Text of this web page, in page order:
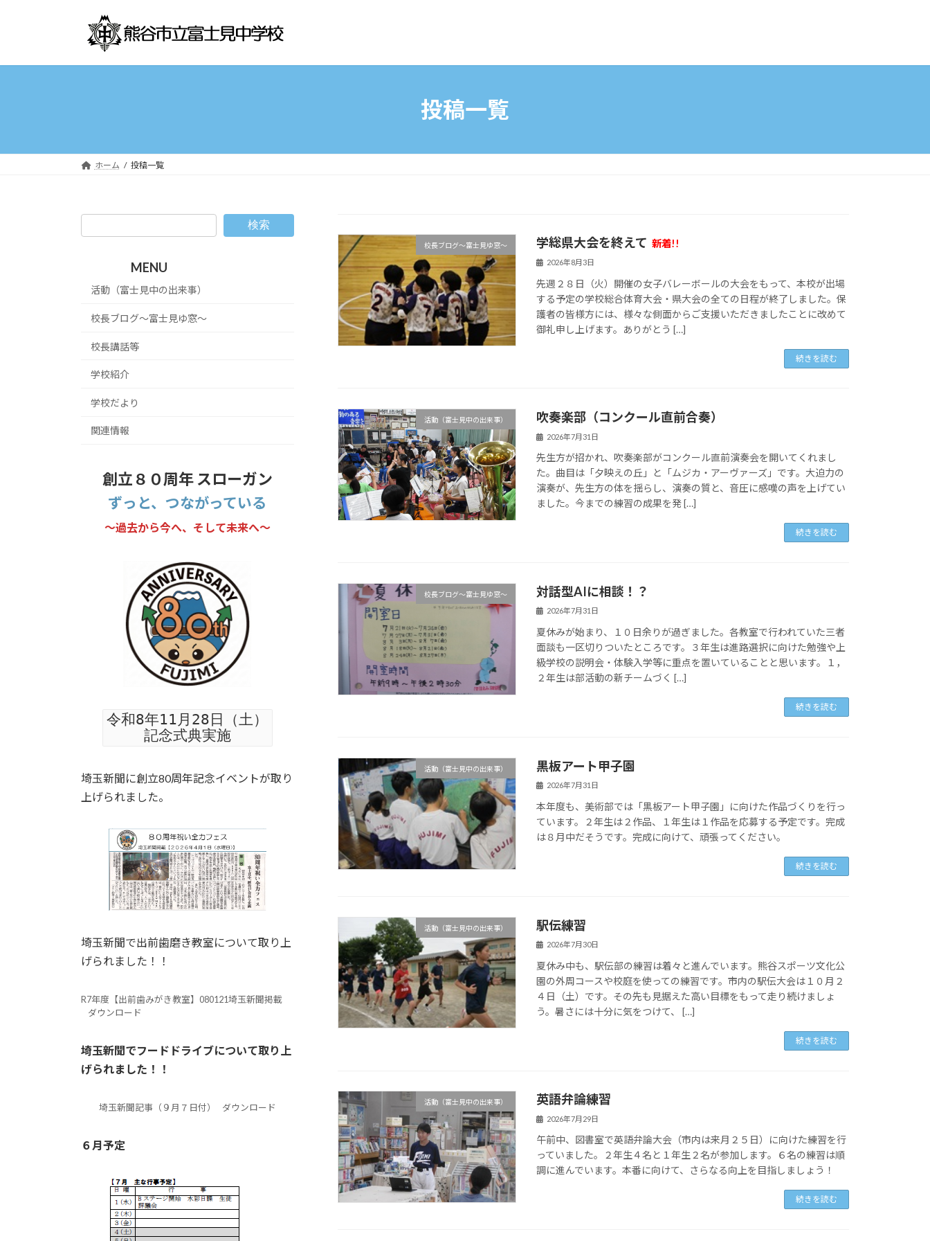
プ
動
投稿一覧
ホーム 投稿一覧
校長ブログ～富士見ゆ窓～ 学総県大会を終えて 新着!!
2026年8月3日
先週２８日（火）開催の女子バレーボールの大会をもって、本校が出場
する予定の学校総合体育大会・県大会の全ての日程が終了しました。保
護者の皆様方には、様々な側面からご支援いただきましたことに改めて
御礼申し上げます。ありがとう […]
続きを読む
活動（富士見中の出来事） 吹奏楽部（コンクール直前合奏）
2026年7月31日
先生方が招かれ、吹奏楽部がコンクール直前演奏会を開いてくれまし
た。曲目は「夕映えの丘」と「ムジカ・アーヴァーズ」です。大迫力の
演奏が、先生方の体を揺らし、演奏の質と、音圧に感嘆の声を上げてい
ました。今までの練習の成果を発 […]
続きを読む
校長ブログ～富士見ゆ窓～ 対話型AIに相談！？
2026年7月31日
夏休みが始まり、１０日余りが過ぎました。各教室で行われていた三者
面談も一区切りついたところです。３年生は進路選択に向けた勉強や上
級学校の説明会・体験入学等に重点を置いていることと思います。１，
２年生は部活動の新チームづく […]
続きを読む
活動（富士見中の出来事） 黒板アート甲子園
2026年7月31日
本年度も、美術部では「黒板アート甲子園」に向けた作品づくりを行っ
ています。２年生は２作品、１年生は１作品を応募する予定です。完成
は８月中だそうです。完成に向けて、頑張ってください。
続きを読む
活動（富士見中の出来事） 駅伝練習
2026年7月30日
夏休み中も、駅伝部の練習は着々と進んでいます。熊谷スポーツ文化公
園の外周コースや校庭を使っての練習です。市内の駅伝大会は１０月２
４日（土）です。その先も見据えた高い目標をもって走り続けましょ
う。暑さには十分に気をつけて、 […]
続きを読む
活動（富士見中の出来事） 英語弁論練習
2026年7月29日
午前中、図書室で英語弁論大会（市内は来月２５日）に向けた練習を行
っていました。２年生４名と１年生２名が参加します。６名の練習は順
調に進んでいます。本番に向けて、さらなる向上を目指しましょう！
続きを読む
検索
MENU
活動（富士見中の出来事）
校長ブログ～富士見ゆ窓～
校長講話等
学校紹介
学校だより
関連情報
創立８０周年 スローガン
ずっと、つながっている
～過去から今へ、そして未来へ～
令和8年11月28日（土）
記念式典実施
埼玉新聞に創立80周年記念イベントが取り
上げられました。
埼玉新聞で出前歯磨き教室について取り上
げられました！！
R7年度【出前歯みがき教室】080121埼玉新聞掲載
ダウンロード
埼玉新聞でフードドライブについて取り上
げられました！！
埼玉新聞記事（９月７日付） ダウンロード
６月予定